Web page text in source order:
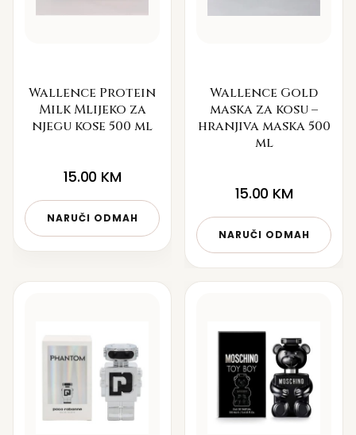
Wallence Protein
Milk Mlijeko za
njegu kose 500 ml
15.00 KM
NARUČI ODMAH
Wallence Gold
maska za kosu –
hranjiva maska 500
ml
15.00 KM
NARUČI ODMAH